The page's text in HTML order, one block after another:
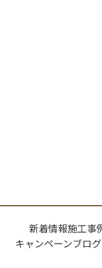
新着情報施工事
キャンペーンブログ